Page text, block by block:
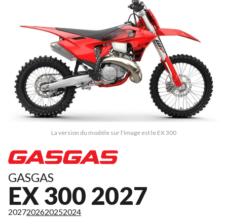
La version du modèle sur l'image est le EX 300
GASGAS
EX 300 2027
2027202620252024